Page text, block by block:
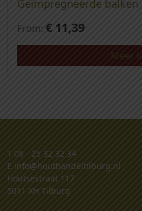
Geïmpregneerde balken
From: € 11,39
Meer
T 06 - 25 32 32 34
E info@houthandeltilburg.nl
Houtsestraat 117
5011 XH Tilburg